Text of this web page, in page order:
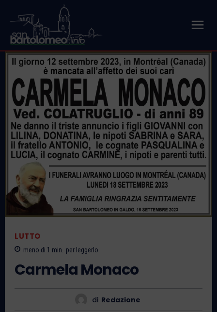
LUTTO
meno di 1 min. per leggerlo
Carmela Monaco
di Redazione